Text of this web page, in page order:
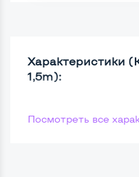
Характеристики
1,5m):
Посмотреть все